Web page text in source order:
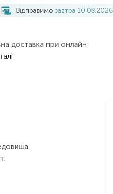
Відправимо завтра 10.08.2026
доставка при онлайн